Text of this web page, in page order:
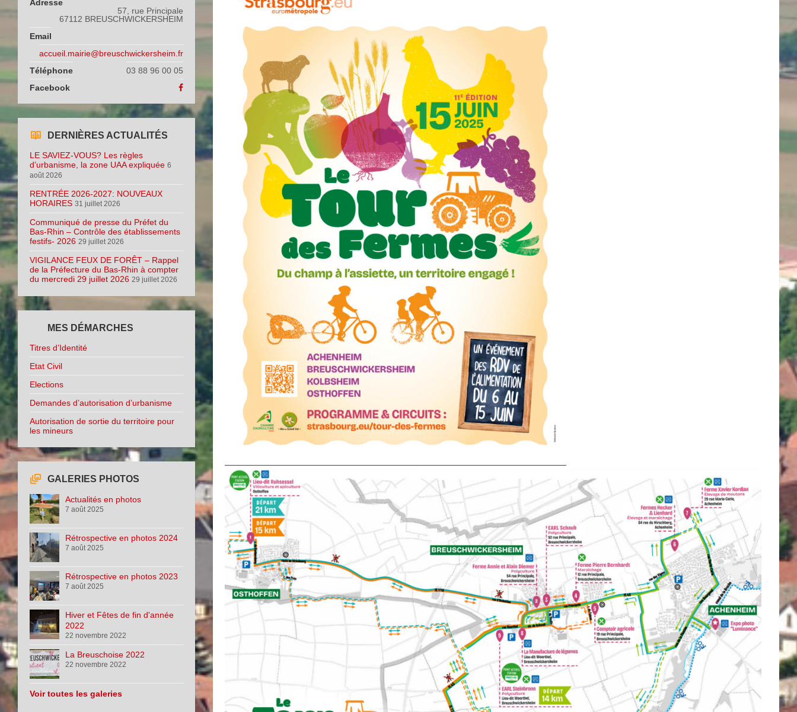
Adresse
57, rue Principale
67112 BREUSCHWICKERSHEIM
Email
accueil.mairie@breuschwickersheim.fr
Téléphone
03 88 96 00 05
Facebook
DERNIÈRES ACTUALITÉS
LE SAVIEZ-VOUS? Les règles
d’urbanisme, la zone UAA expliquée 6
août 2026
RENTRÉE 2026-2027: NOUVEAUX
HORAIRES 31 juillet 2026
Communiqué de presse du Préfet du
Bas-Rhin – Contrôle des établissements
festifs- 2026 29 juillet 2026
VIGILANCE FEUX DE FORÊT – Rappel
de la Préfecture du Bas-Rhin à compter
du mercredi 29 juillet 2026 29 juillet 2026
MES DÉMARCHES
Titres d’Identité
Etat Civil
Elections
Demandes d’autorisation d’urbanisme
Autorisation de sortie du territoire pour
les mineurs
GALERIES PHOTOS
Actualités en photos
7 août 2025
Rétrospective en photos 2024
7 août 2025
Rétrospective en photos 2023
7 août 2025
Hiver et Fêtes de fin d'année
2022
22 novembre 2022
La Breuschoise 2022
22 novembre 2022
Voir toutes les galeries